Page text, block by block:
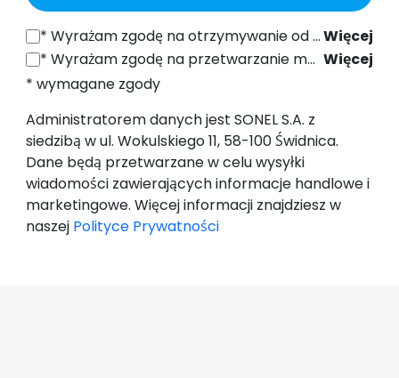
*Wyrażam zgodę na otrzymywanie od SONEL S.A. z siedzibą w ul. Wokulskiego 11, 58-100 Świdnica informacji handlowych drogą elektroniczną (na podany adres e-mail) w celach marketingowych, zgodnie z art. 398 ustawy z dnia 12 lipca 2024 r. Prawo Komunikacji Elektronicznej. Więcej
*Wyrażam zgodę na przetwarzanie moich danych osobowych (adres e-mail) przez SONEL S.A. z siedzibą w ul. Wokulskiego 11, 58-100 Świdnica, w celu wysyłki newslettera zawierającego informacje handlowe i marketingowe, zgodnie z art. 6 ust. 1 lit. a) Ogólnego Rozporządzenia o Ochronie Danych (RODO).
Więcej
* wymagane zgody
Administratorem danych jest SONEL S.A. z
siedzibą w ul. Wokulskiego 11, 58-100 Świdnica.
Dane będą przetwarzane w celu wysyłki
wiadomości zawierających informacje handlowe i
marketingowe. Więcej informacji znajdziesz w
naszej Polityce Prywatności